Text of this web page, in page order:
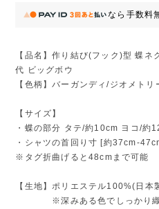
なら 手数料
【品名】作り結び(フック)型 蝶
代 ビッグボウ
【色柄】バーガンディ/ジオメトリ
【サイズ】
・蝶の部分 タテ/約10cm ヨコ/約
・シャツの首回り寸 [約37cm-
※タグ折曲げると48cmまで可能
【生地】ポリエステル100%(日本
※深みある色でしっかり織ら